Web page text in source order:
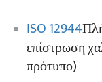
ISO 12944
επίστρωση
πρότυπο)